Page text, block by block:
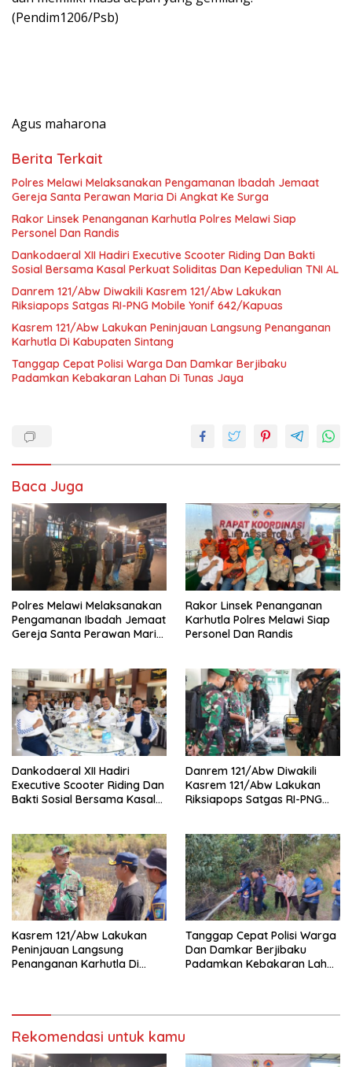
(Pendim1206/Psb)
Agus maharona
Berita Terkait
Polres Melawi Melaksanakan Pengamanan Ibadah Jemaat
Gereja Santa Perawan Maria Di Angkat Ke Surga
Rakor Linsek Penanganan Karhutla Polres Melawi Siap
Personel Dan Randis
Dankodaeral XII Hadiri Executive Scooter Riding Dan Bakti
Sosial Bersama Kasal Perkuat Soliditas Dan Kepedulian TNI AL
Danrem 121/Abw Diwakili Kasrem 121/Abw Lakukan
Riksiapops Satgas RI-PNG Mobile Yonif 642/Kapuas
Kasrem 121/Abw Lakukan Peninjauan Langsung Penanganan
Karhutla Di Kabupaten Sintang
Tanggap Cepat Polisi Warga Dan Damkar Berjibaku
Padamkan Kebakaran Lahan Di Tunas Jaya
Baca Juga
Polres Melawi Melaksanakan
Pengamanan Ibadah Jemaat
Gereja Santa Perawan Maria
Rakor Linsek Penanganan
Karhutla Polres Melawi Siap
Personel Dan Randis
Dankodaeral XII Hadiri
Executive Scooter Riding Dan
Bakti Sosial Bersama Kasal
Danrem 121/Abw Diwakili
Kasrem 121/Abw Lakukan
Riksiapops Satgas RI-PNG
Kasrem 121/Abw Lakukan
Peninjauan Langsung
Penanganan Karhutla Di
Tanggap Cepat Polisi Warga
Dan Damkar Berjibaku
Padamkan Kebakaran Lahan
Rekomendasi untuk kamu